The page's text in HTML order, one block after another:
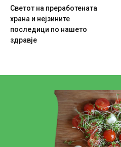
Светот на преработената
храна и нејзините
последици по нашето
здравје